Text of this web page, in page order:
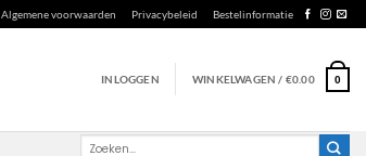
Algemene voorwaarden Privacybeleid Bestelinformatie
INLOGGEN WINKELWAGEN / €0.00 0
Zoeken